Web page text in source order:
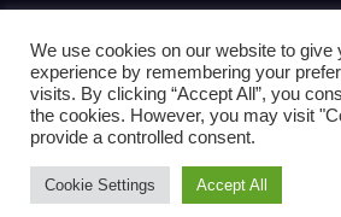
La Regata della Accademia Navale
PRENOTA UN ORMEGGIO
Trofeo CHICA LOCA
We use cookies on our website to give
experience by remembering your
visits. By clicking “Accept All”, you
the cookies. However, you may visit
provide a controlled consent.
Cookie Settings Accept All